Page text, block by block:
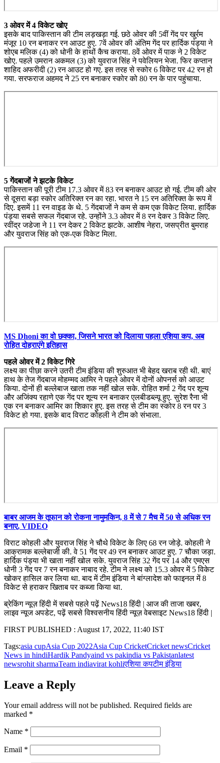
3 ओवर में 4 विकेट खोए
इसके बाद पाकिस्तान की टीम लड़खड़ा गई. छठे ओवर की 5वीं गेंद पर खुर्रम
मंजूर 10 रन बनाकर रन आउट हुए. 7वें ओवर की अंतिम गेंद पर हार्दिक पंड्या ने
शोएब मलिक (4) को धोनी के हाथों कैच कराया. 8वें ओवर में पाक ने 2 विकेट
खोए. पहले उमरान अकमल (3) को युवराज सिंह ने पवेलियन भेजा. फिर कप्तान
शाहिद अफरीदी (2) रन आउट हो गए. इस तरह से स्कोर 6 विकेट पर 42 रन हो
गया. सरफराज अहमद ने 25 रन बनाकर स्कोर को 80 रन के पार पहुंचाया.
5 गेंदबाजों ने झटके विकेट
पाकिस्तान की पूरी टीम 17.3 ओवर में 83 रन बनाकर आउट हो गई. टीम की ओर
से दूसरा बड़ा स्कोर अतिरिक्त रन का रहा. भारत ने 15 रन अतिरिक्त के रूप में
दिए. इसमें 11 रन वाइड के थे. 5 गेंदबाजों ने कम से कम एक विकेट लिया. हार्दिक
पंड्या सबसे सफल गेंदबाज रहे. उन्होंने 3.3 ओवर में 8 रन देकर 3 विकेट लिए.
रवींद्र जडेजा ने 11 रन देकर 2 विकेट झटके. आशीष नेहरा, जसप्रीत बुमराह
और युवराज सिंह को एक-एक विकेट मिला.
MS Dhoni का वो छक्का, जिसने भारत को दिलाया पहला एशिया कप, अब
रोहित दोहराएंगे इतिहास
पहले ओवर में 2 विकेट गिरे
लक्ष्य का पीछा करने उतरी टीम इंडिया की शुरुआत भी बेहद खराब रही थी. बाएं
हाथ के तेज गेंदबाज मोहम्मद आमिर ने पहले ओवर में दोनों ओपनर्स को आउट
किया. दोनों ही बल्लेबाज खाता तक नहीं खोल सके. रोहित शर्मा 2 गेंद पर शून्य
और अजिंक्य रहाणे एक गेंद पर शून्य रन बनाकर एलबीडब्ल्यू हुए. सुरेश रैना भी
एक रन बनाकर आमिर का शिकार हुए. इस तरह से टीम का स्कोर 8 रन पर 3
विकेट हो गया. इसके बाद विराट कोहली ने टीम को संभाला.
बाबर आजम के तूफान को रोकना नामुमकिन, 8 में से 7 मैच में 50 से अधिक रन
बनाए, VIDEO
विराट कोहली और युवराज सिंह ने चौथे विकेट के लिए 68 रन जोड़े. कोहली ने
आक्रामक बल्लेबाजी की. वे 51 गेंद पर 49 रन बनाकर आउट हुए. 7 चौका जड़ा.
हार्दिक पंड्या भी खाता नहीं खोल सके. युवराज सिंह 32 गेंद पर 14 और एमएस
धोनी 3 गेंद पर 7 रन बनाकर नाबाद रहे. टीम ने लक्ष्य को 15.3 ओवर में 5 विकेट
खोकर हासिल कर लिया था. बाद में टीम इंडिया ने बांग्लादेश को फाइनल में 8
विकेट से हराकर खिताब पर कब्जा किया था.
ब्रेकिंग न्यूज़ हिंदी में सबसे पहले पढ़ें News18 हिंदी | आज की ताजा खबर,
लाइव न्यूज अपडेट, पढ़ें सबसे विश्वसनीय हिंदी न्यूज़ वेबसाइट News18 हिंदी |
FIRST PUBLISHED : August 17, 2022, 11:40 IST
Tags:asia cupAsia Cup 2022Asia Cup CricketCricket newsCricket
News in hindiHardik Pandyaind vs pakindia vs Pakistanlatest
newsrohit sharmaTeam indiavirat kohliएशिया कपटीम इंडिया
Leave a Reply
Your email address will not be published. Required fields are
marked *
Name *
Email *